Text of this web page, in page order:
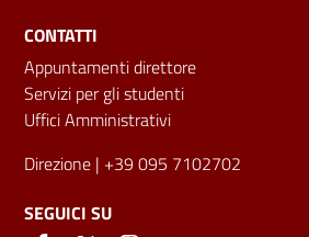
CONTATTI
Appuntamenti direttore
Servizi per gli studenti
Uffici Amministrativi
Direzione | +39 095 7102702
SEGUICI SU